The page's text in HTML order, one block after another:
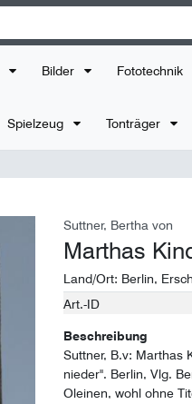
Bilder Fototechnik
Spielzeug Tonträger
Suttner, Bertha von
Marthas
Land/Ort: Berlin,
Technisches
Wert
Art.-ID
Beschreibung
Suttner, B.v: Marthas
nieder". Berlin, Vlg.
Oleinen, wohl ohne